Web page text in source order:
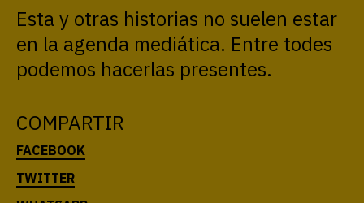
Esta y otras historias no suelen estar
en la agenda mediática. Entre todes
podemos hacerlas presentes.
COMPARTIR